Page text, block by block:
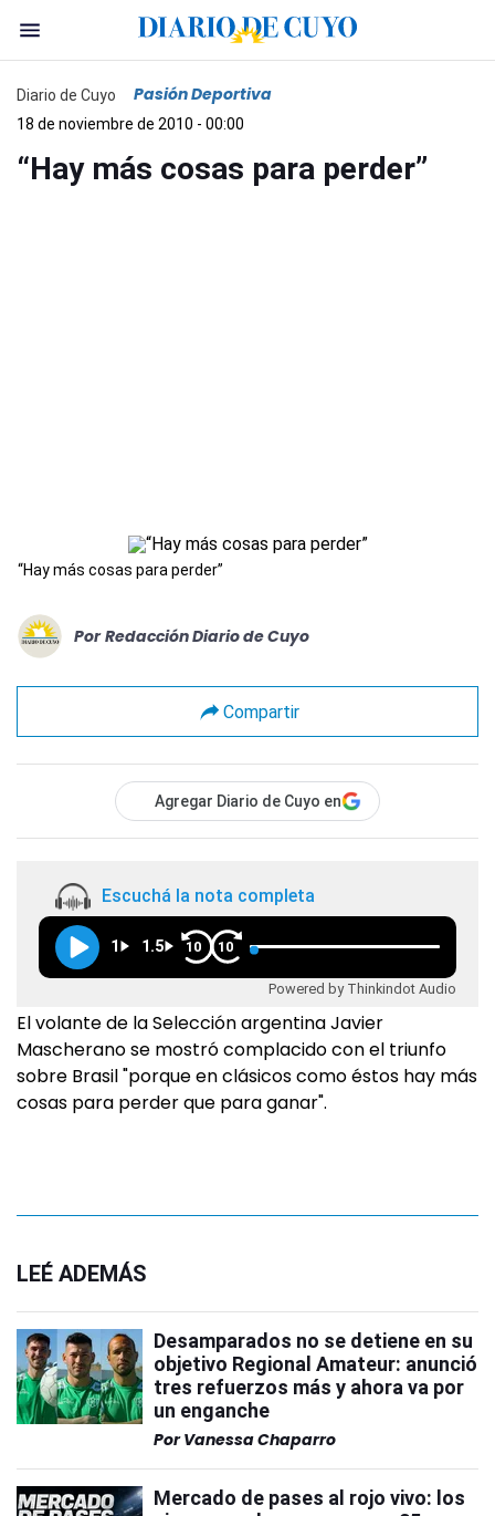
Diario de Cuyo Pasión Deportiva
18 de noviembre de 2010 - 00:00
“Hay más cosas para perder”
“Hay más cosas para perder”
Por Redacción Diario de Cuyo
Compartir
Agregar Diario de Cuyo en
Escuchá la nota completa
1 1.5 10 10
Powered by Thinkindot Audio
El volante de la Selección argentina Javier
Mascherano se mostró complacido con el triunfo
sobre Brasil "porque en clásicos como éstos hay más
cosas para perder que para ganar".
LEÉ ADEMÁS
Desamparados no se detiene en su
objetivo Regional Amateur: anunció
tres refuerzos más y ahora va por
un enganche
Por Vanessa Chaparro
Mercado de pases al rojo vivo: los